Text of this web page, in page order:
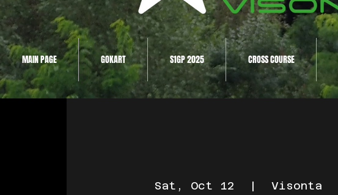
MAIN PAGE GOKART S1GP 2025 CROSS COURSE
Sat, Oct 12
  |
Visonta